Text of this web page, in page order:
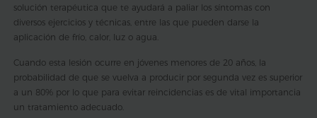
solución terapéutica que te ayudará a paliar los síntomas con
diversos ejercicios y técnicas, entre las que pueden darse la
aplicación de frío, calor, luz o agua.
Cuando esta lesión ocurre en jóvenes menores de 20 años, la
probabilidad de que se vuelva a producir por segunda vez es superior
a un 80% por lo que para evitar reincidencias es de vital importancia
un tratamiento adecuado.